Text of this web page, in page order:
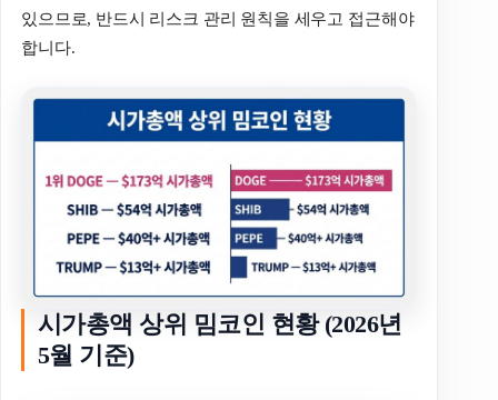
있으므로, 반드시 리스크 관리 원칙을 세우고 접근해야
합니다.
시가총액 상위 밈코인 현황 (2026년
5월 기준)